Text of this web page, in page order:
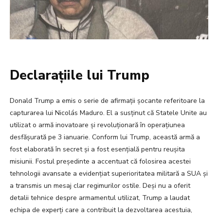
Declarațiile lui Trump
Donald Trump a emis o serie de afirmații șocante referitoare la
capturarea lui Nicolás Maduro. El a susținut că Statele Unite au
utilizat o armă inovatoare și revoluționară în operațiunea
desfășurată pe 3 ianuarie. Conform lui Trump, această armă a
fost elaborată în secret și a fost esențială pentru reușita
misiunii. Fostul președinte a accentuat că folosirea acestei
tehnologii avansate a evidențiat superioritatea militară a SUA și
a transmis un mesaj clar regimurilor ostile. Deși nu a oferit
detalii tehnice despre armamentul utilizat, Trump a laudat
echipa de experți care a contribuit la dezvoltarea acestuia,